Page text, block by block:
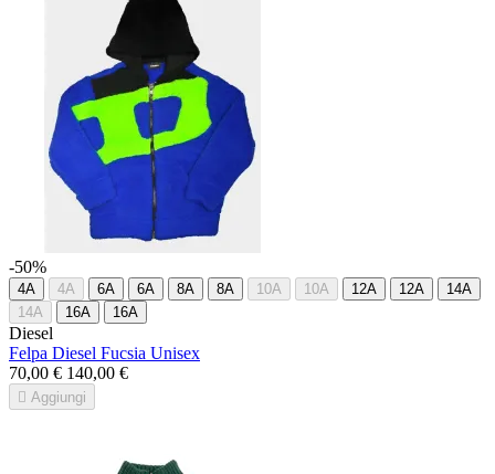
-50%
4A 4A 6A 6A 8A 8A 10A 10A 12A 12A
14A
14A
16A 16A
Diesel
Felpa Diesel Fucsia Unisex
70,00 € 140,00 €
 Aggiungi